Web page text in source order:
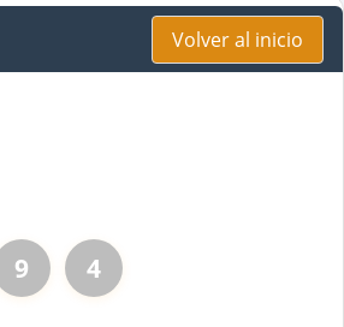
Volver al inicio
9 4